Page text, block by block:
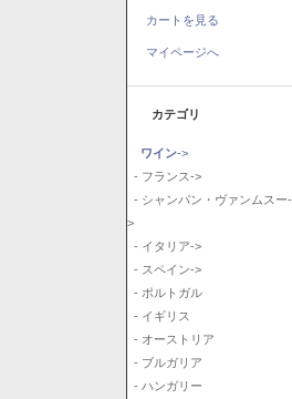
カートを見る
マイページへ
カテゴリ
ワイン->
- フランス->
- シャンパン・ヴァンムスー-
>
- イタリア->
- スペイン->
- ポルトガル
- イギリス
- オーストリア
- ブルガリア
- ハンガリー